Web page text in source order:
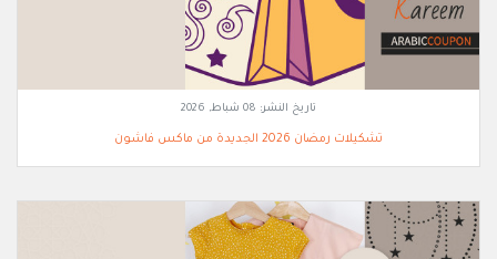
تاريخ النشر: 08 شباط, 2026
تشكيلات رمضان 2026 الجديدة من ماكس فاشون